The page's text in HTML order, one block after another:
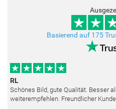
Basierend auf 175
RL
Schönes Bild, gute Qualität. Besser
weiterempfehlen. Freundlicher Kundendienst. Haben sich sehr bemüht